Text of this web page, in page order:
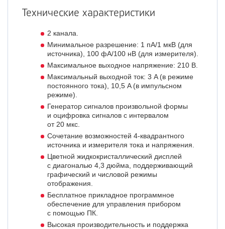
Технические характеристики
2 канала.
Минимальное разрешение: 1 пА/1 мкВ (для
источника), 100 фA/100 нВ (для измерителя).
Максимальное выходное напряжение: 210 В.
Максимальный выходной ток: 3 A (в режиме
постоянного тока), 10,5 A (в импульсном
режиме).
Генератор сигналов произвольной формы
и оцифровка сигналов с интервалом
от 20 мкс.
Сочетание возможностей 4-квадрантного
источника и измерителя тока и напряжения.
Цветной жидкокристаллический дисплей
с диагональю 4,3 дюйма, поддерживающий
графический и числовой режимы
отображения.
Бесплатное прикладное программное
обеспечение для управления прибором
с помощью ПК.
Высокая производительность и поддержка